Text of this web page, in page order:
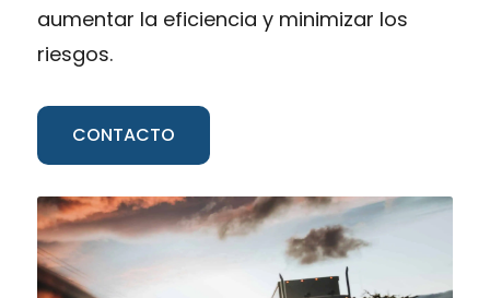
aumentar la eficiencia y minimizar los
riesgos.
CONTACTO